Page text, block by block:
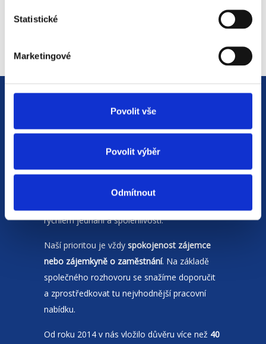
Statistické
Marketingové
Povolit vše
Povolit výběr
Odmítnout
JsmeHR agenturas pobočkami v
Moravskoslezském krajia Polsku. Zakládáme
rychlém jednání a spolehlivosti.
Naší prioritou je vždy spokojenost zájemce
nebo zájemkyně o zaměstnání. Na základě
společného rozhovoru se snažíme doporučit
a zprostředkovat tu nejvhodnější pracovní
nabídku.
Od roku 2014 v nás vložilo důvěru více než 40